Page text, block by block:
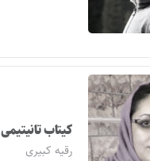
کیتاب تانیتیمی
رقیه کبیری